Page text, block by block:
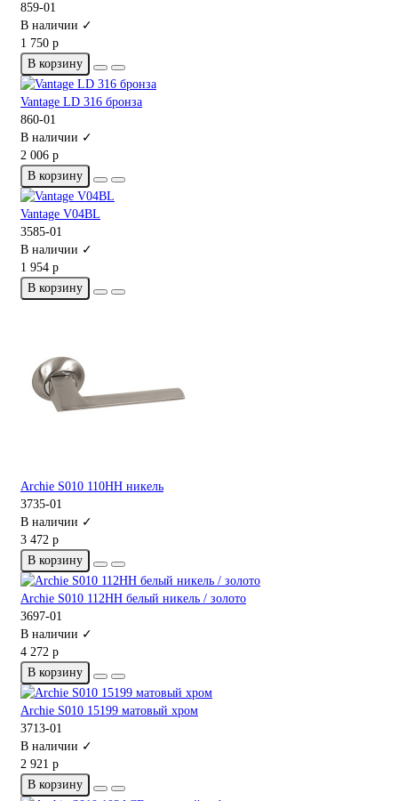
859-01
В наличии ✓
1 750 р
В корзину
Vantage LD 316 бронза
860-01
В наличии ✓
2 006 р
В корзину
Vantage V04BL
3585-01
В наличии ✓
1 954 р
В корзину
Archie S010 110HH никель
3735-01
В наличии ✓
3 472 р
В корзину
Archie S010 112HH белый никель / золото
3697-01
В наличии ✓
4 272 р
В корзину
Archie S010 15199 матовый хром
3713-01
В наличии ✓
2 921 р
В корзину